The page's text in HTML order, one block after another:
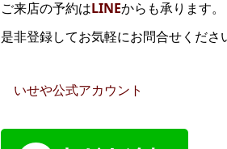
ご来店の予約はLINEからも承ります。
是非登録してお気軽にお問合せくださ
いせや公式アカウント